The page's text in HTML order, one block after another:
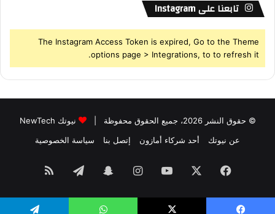
تابعنا على Instagram
The Instagram Access Token is expired, Go to the Theme
options page > Integrations, to to refresh it.
© حقوق النشر 2026، جميع الحقوق محفوظة |
نيوتك NewTech
عن نيوتك
أحد شركاء أمازون إتصل بنا سياسة الخصوصية
فيسبوك ‫YouTubeانستقرامسناب
تشات
تيلقرام
الموقع